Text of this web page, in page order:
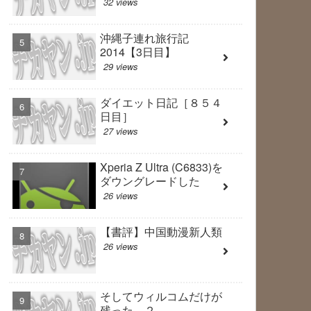
沖縄子連れ旅行記
2014【3日目】
29 views
ダイエット日記［８５４
日目］
27 views
Xperia Z Ultra (C6833)を
ダウングレードした
26 views
【書評】中国動漫新人類
26 views
そしてウィルコムだけが